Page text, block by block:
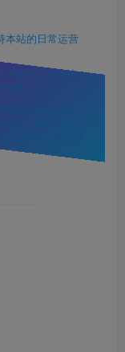
本站的日常运营
习使用，不存在
用！
站右边客服联
益，请联系站
之内进行删除处